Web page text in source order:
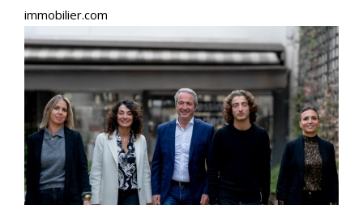
Confier l’estimation de votre bien à nos agences,
c’est choisir l’assurance d’une évaluation juste et
réaliste, basée sur une connaissance approfondie du
marché immobilier local. Que ce soit pour vendre ou
pour connaître la valeur de votre patrimoine, nous
réalisons des estimations précises et objectives.
immobilier.com